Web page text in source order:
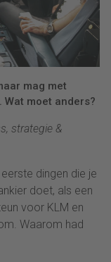
mag met
moet anders?
strategie &
dingen die je
doet, als een
voor KLM en
Waarom had